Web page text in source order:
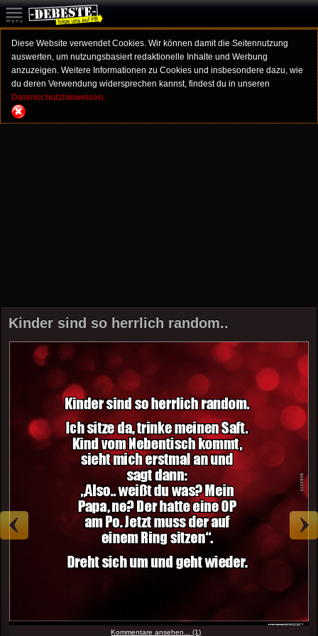
Diese Website verwendet Cookies. Wir können damit die Seitennutzung
auswerten, um nutzungsbasiert redaktionelle Inhalte und Werbung
anzuzeigen. Weitere Informationen zu Cookies und insbesondere dazu, wie
du deren Verwendung widersprechen kannst, findest du in unseren
Datenschutzhinweisen.
Kinder sind so herrlich random..
Kommentare ansehen... (1)